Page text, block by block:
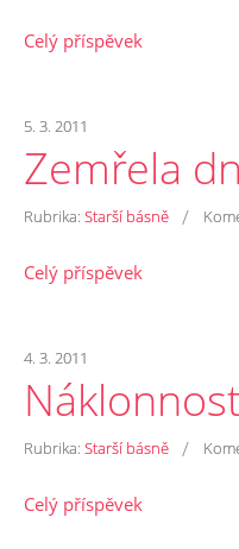
Celý příspěvek
5. 3. 2011
Zemřela
Rubrika: Starší básně /
Celý příspěvek
4. 3. 2011
Náklonnost
Rubrika: Starší básně /
Celý příspěvek